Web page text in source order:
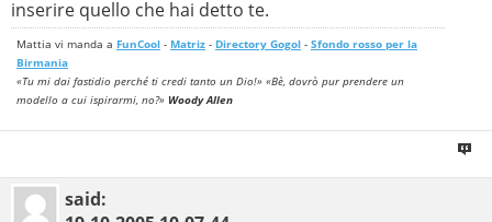
inserire quello che hai detto te.
Mattia vi manda a FunCool - Matriz - Directory Gogol - Sfondo rosso per la
Birmania
«Tu mi dai fastidio perché ti credi tanto un Dio!» «Bè, dovrò pur prendere un
modello a cui ispirarmi, no?» Woody Allen
said: